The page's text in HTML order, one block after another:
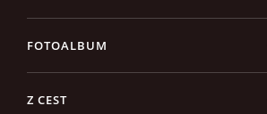
FOTOALBUM
Z CEST